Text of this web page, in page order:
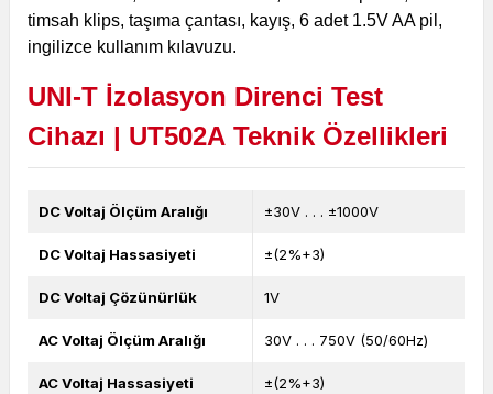
timsah klips, taşıma çantası, kayış, 6 adet 1.5V AA pil,
ingilizce kullanım kılavuzu.
UNI-T İzolasyon Direnci Test
Cihazı | UT502A Teknik Özellikleri
DC Voltaj Ölçüm Aralığı ±30V . . . ±1000V
DC Voltaj Hassasiyeti ±(2%+3)
DC Voltaj Çözünürlük 1V
AC Voltaj Ölçüm Aralığı 30V . . . 750V (50/60Hz)
AC Voltaj Hassasiyeti ±(2%+3)